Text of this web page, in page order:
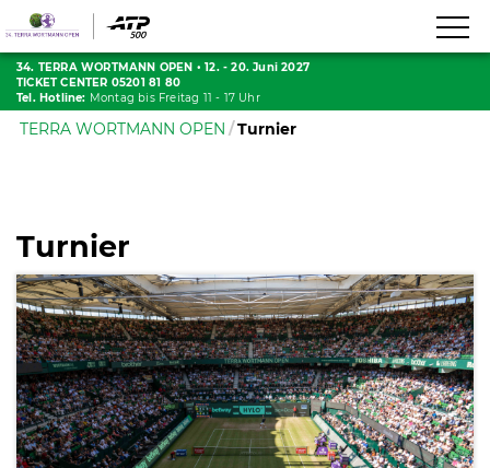
34. TERRA WORTMANN OPEN • 12. - 20. Juni 2027
TICKET CENTER 05201 81 80
Tel. Hotline: Montag bis Freitag 11 - 17 Uhr
TERRA WORTMANN OPEN Turnier
Turnier